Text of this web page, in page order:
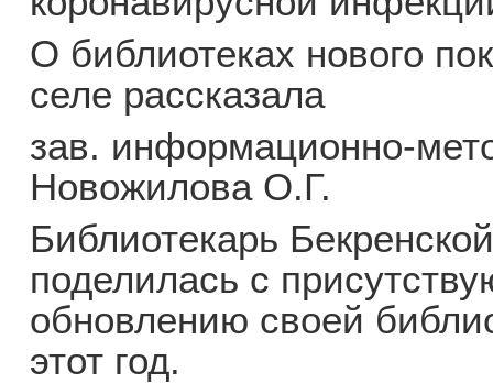
О библиотеках нового
селе рассказала
зав. информационно-
Новожилова О.Г.
Библиотекарь
поделилась с
обновлению своей
этот год.